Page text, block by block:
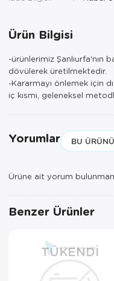
Ürün Bilgisi
-ürünlerimiz Şanlıurfa'nın
dövülerek üretilmektedir.
-Kararmayı önlemek için
iç kısmı, geleneksel
Yorumlar BU
Ürüne ait yorum
Benzer Ürünler
TÜKENDI